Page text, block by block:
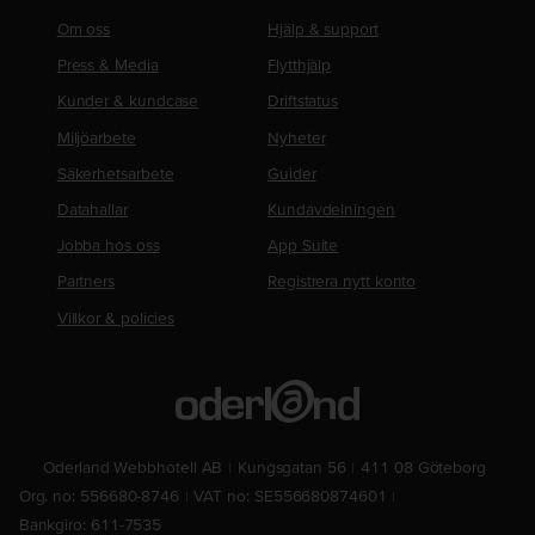
Om oss
Press & Media
Kunder & kundcase
Miljöarbete
Säkerhetsarbete
Datahallar
Jobba hos oss
Partners
Villkor & policies
Hjälp & support
Flytthjälp
Driftstatus
Nyheter
Guider
Kundavdelningen
App Suite
Registrera nytt konto
Oderland Webbhotell AB Kungsgatan 56
411 08 Göteborg
Org. no: 556680-8746
VAT no: SE556680874601
Bankgiro: 611-7535